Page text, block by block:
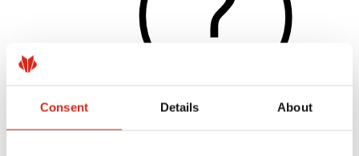
Consent Details About